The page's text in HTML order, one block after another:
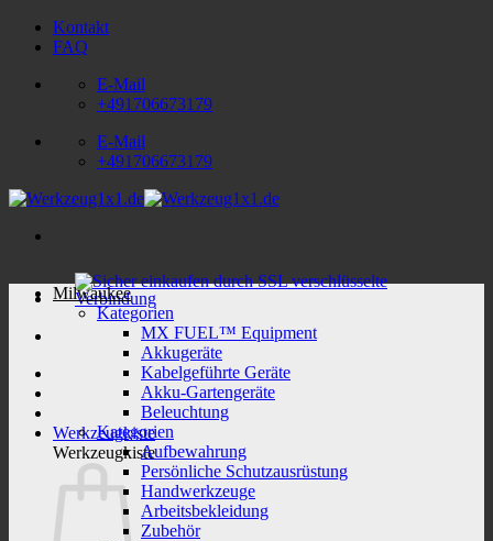
Zum
Inhalt
Kontakt
FAQ
E-Mail
+491706673179
E-Mail
+491706673179
Werkzeugkiste
Werkzeugkiste
Milwaukee
Kategorien
MX FUEL™ Equipment
Akkugeräte
Kabelgeführte Geräte
Akku-Gartengeräte
Beleuchtung
Kategorien
Aufbewahrung
Persönliche Schutzausrüstung
Handwerkzeuge
Arbeitsbekleidung
Zubehör